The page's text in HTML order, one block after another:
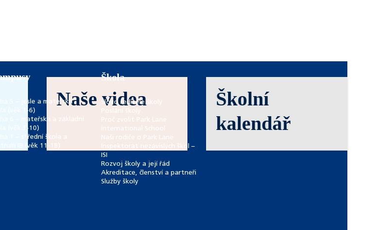
Naše videa
Školní
kalendář
5 – jesle a mateřská
(věk 1-6)
6 – mateřská a základní
(věk 3-10)
1 – střední škola a
IB (věk 11-18)
Škola
Slovo ředitele školy
Inspektorát nezávislých škol –
ISI
Rozvoj školy a její řád
Akreditace, členství a partneři
Služby školy